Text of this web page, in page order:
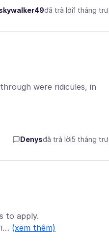
đã trả lời1 tháng
were ridicules, in
Denysđã trả lời5 tháng
to apply.
(xem thêm)